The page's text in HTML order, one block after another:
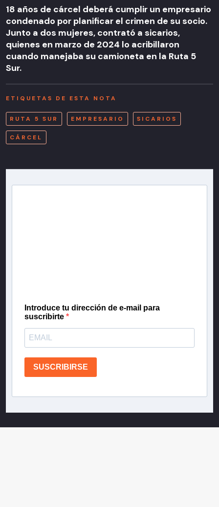
18 años de cárcel deberá cumplir un empresario
condenado por planificar el crimen de su socio.
Junto a dos mujeres, contrató a sicarios,
quienes en marzo de 2024 lo acribillaron
cuando manejaba su camioneta en la Ruta 5
Sur.
ETIQUETAS DE ESTA NOTA
RUTA 5 SUR EMPRESARIO SICARIOS
CÁRCEL
Introduce tu dirección de e-mail para
suscribirte
SUSCRIBIRSE